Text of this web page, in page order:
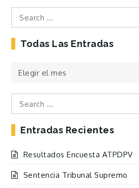
Search
for:
Todas Las Entradas
Todas
Entradas
Search
for:
Entradas Recientes
Resultados Encuesta ATPDPV
Sentencia Tribunal Supremo